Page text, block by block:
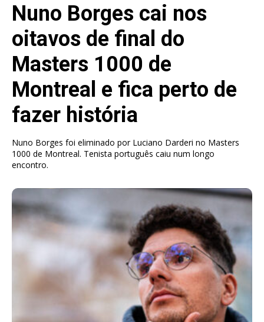
Nuno Borges cai nos
oitavos de final do
Masters 1000 de
Montreal e fica perto de
fazer história
Nuno Borges foi eliminado por Luciano Darderi no Masters
1000 de Montreal. Tenista português caiu num longo
encontro.